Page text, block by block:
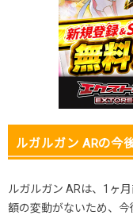
ルガルガン ARの今
ルガルガン ARは、1ヶ
額の変動がないため、今